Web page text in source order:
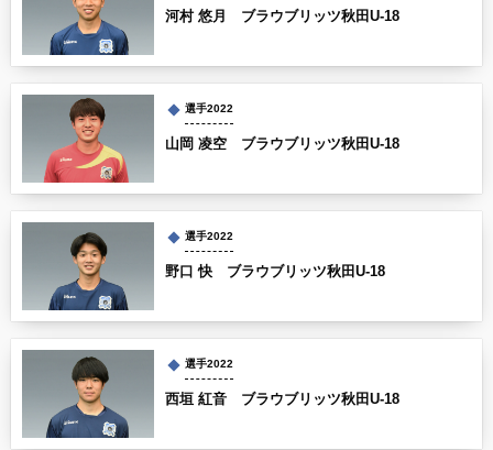
河村 悠月 ブラウブリッツ秋田U-18
選手2022
山岡 凌空 ブラウブリッツ秋田U-18
選手2022
野口 快 ブラウブリッツ秋田U-18
選手2022
西垣 紅音 ブラウブリッツ秋田U-18